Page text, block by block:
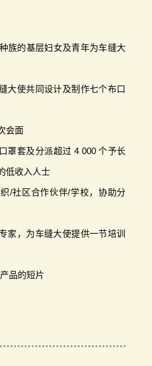
族的基层妇女及青年为车缝大
大使共同设计及制作七个布口
会面
罩套及分派超过 4 000 个予长
低收入人士
/社区合作伙伴/学校，协助分
家，为车缝大使提供一节培训
品的短片